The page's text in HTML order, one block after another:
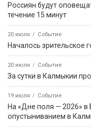
Россиян будут
течение 15 минут
20 июля Событие
Началось зрительское
20 июля Событие
За сутки в Калмыкии
19 июля Событие
На «Дне поля — 2026» в
опустыниванием в